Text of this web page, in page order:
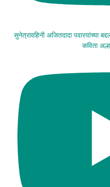
सुनेत्रावहिनी अजितदादा पवारयांच्या
कविता